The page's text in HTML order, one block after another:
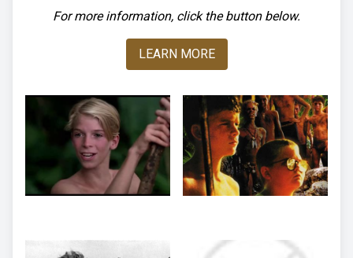
For more information, click the button below.
LEARN MORE